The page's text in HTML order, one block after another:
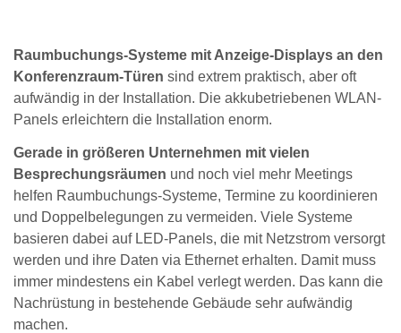
Raumbuchungs-Systeme mit Anzeige-Displays an den
Konferenzraum-Türen sind extrem praktisch, aber oft
aufwändig in der Installation. Die akkubetriebenen WLAN-
Panels erleichtern die Installation enorm.
Gerade in größeren Unternehmen mit vielen
Besprechungsräumen und noch viel mehr Meetings
helfen Raumbuchungs-Systeme, Termine zu koordinieren
und Doppelbelegungen zu vermeiden. Viele Systeme
basieren dabei auf LED-Panels, die mit Netzstrom versorgt
werden und ihre Daten via Ethernet erhalten. Damit muss
immer mindestens ein Kabel verlegt werden. Das kann die
Nachrüstung in bestehende Gebäude sehr aufwändig
machen.